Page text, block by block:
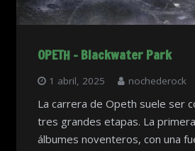
OPETH – Blackwater Park
1 abril, 2025 nochederock
La carrera de Opeth suele ser
tres grandes etapas. La
álbumes noventeros, con una